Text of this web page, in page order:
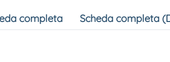
completa Scheda completa